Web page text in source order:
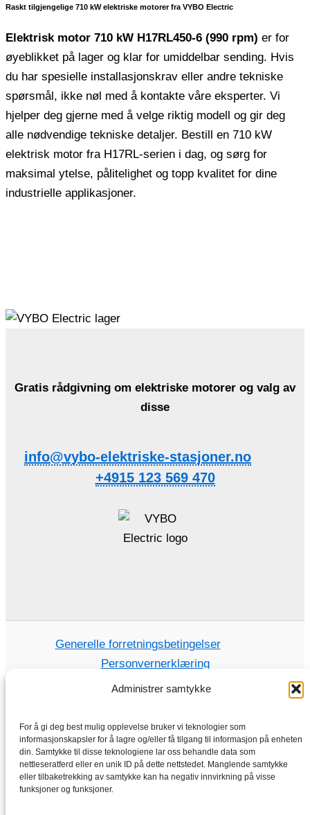
Administrer samtykke
For å gi deg best mulig opplevelse bruker vi teknologier som
informasjonskapsler for å lagre og/eller få tilgang til informasjon på enheten
din. Samtykke til disse teknologiene lar oss behandle data som
nettleseratferd eller en unik ID på dette nettstedet. Manglende samtykke
eller tilbaketrekking av samtykke kan ha negativ innvirkning på visse
funksjoner og funksjoner.
Raskt tilgjengelige 710 kW elektriske motorer fra VYBO Electric
Elektrisk motor 710 kW H17RL450-6 (990 rpm) er for
øyeblikket på lager og klar for umiddelbar sending. Hvis
du har spesielle installasjonskrav eller andre tekniske
spørsmål, ikke nøl med å kontakte våre eksperter. Vi
hjelper deg gjerne med å velge riktig modell og gir deg
alle nødvendige tekniske detaljer. Bestill en 710 kW
elektrisk motor fra H17RL-serien i dag, og sørg for
maksimal ytelse, pålitelighet og topp kvalitet for dine
industrielle applikasjoner.
Gratis rådgivning om elektriske motorer og valg av
disse
info@vybo-elektriske-stasjoner.no
+4915 123 569 470
Generelle forretningsbetingelser
Personvernerklæring
Hjem
Butikk
Elektriske motorer